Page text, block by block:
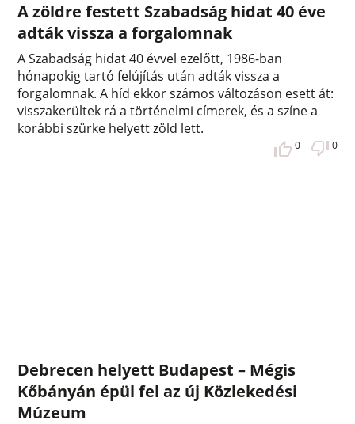
A zöldre festett Szabadság hidat 40 éve
adták vissza a forgalomnak
A Szabadság hidat 40 évvel ezelőtt, 1986-ban
hónapokig tartó felújítás után adták vissza a
forgalomnak. A híd ekkor számos változáson esett át:
visszakerültek rá a történelmi címerek, és a színe a
korábbi szürke helyett zöld lett.
0 0
Debrecen helyett Budapest – Mégis
Kőbányán épül fel az új Közlekedési
Múzeum